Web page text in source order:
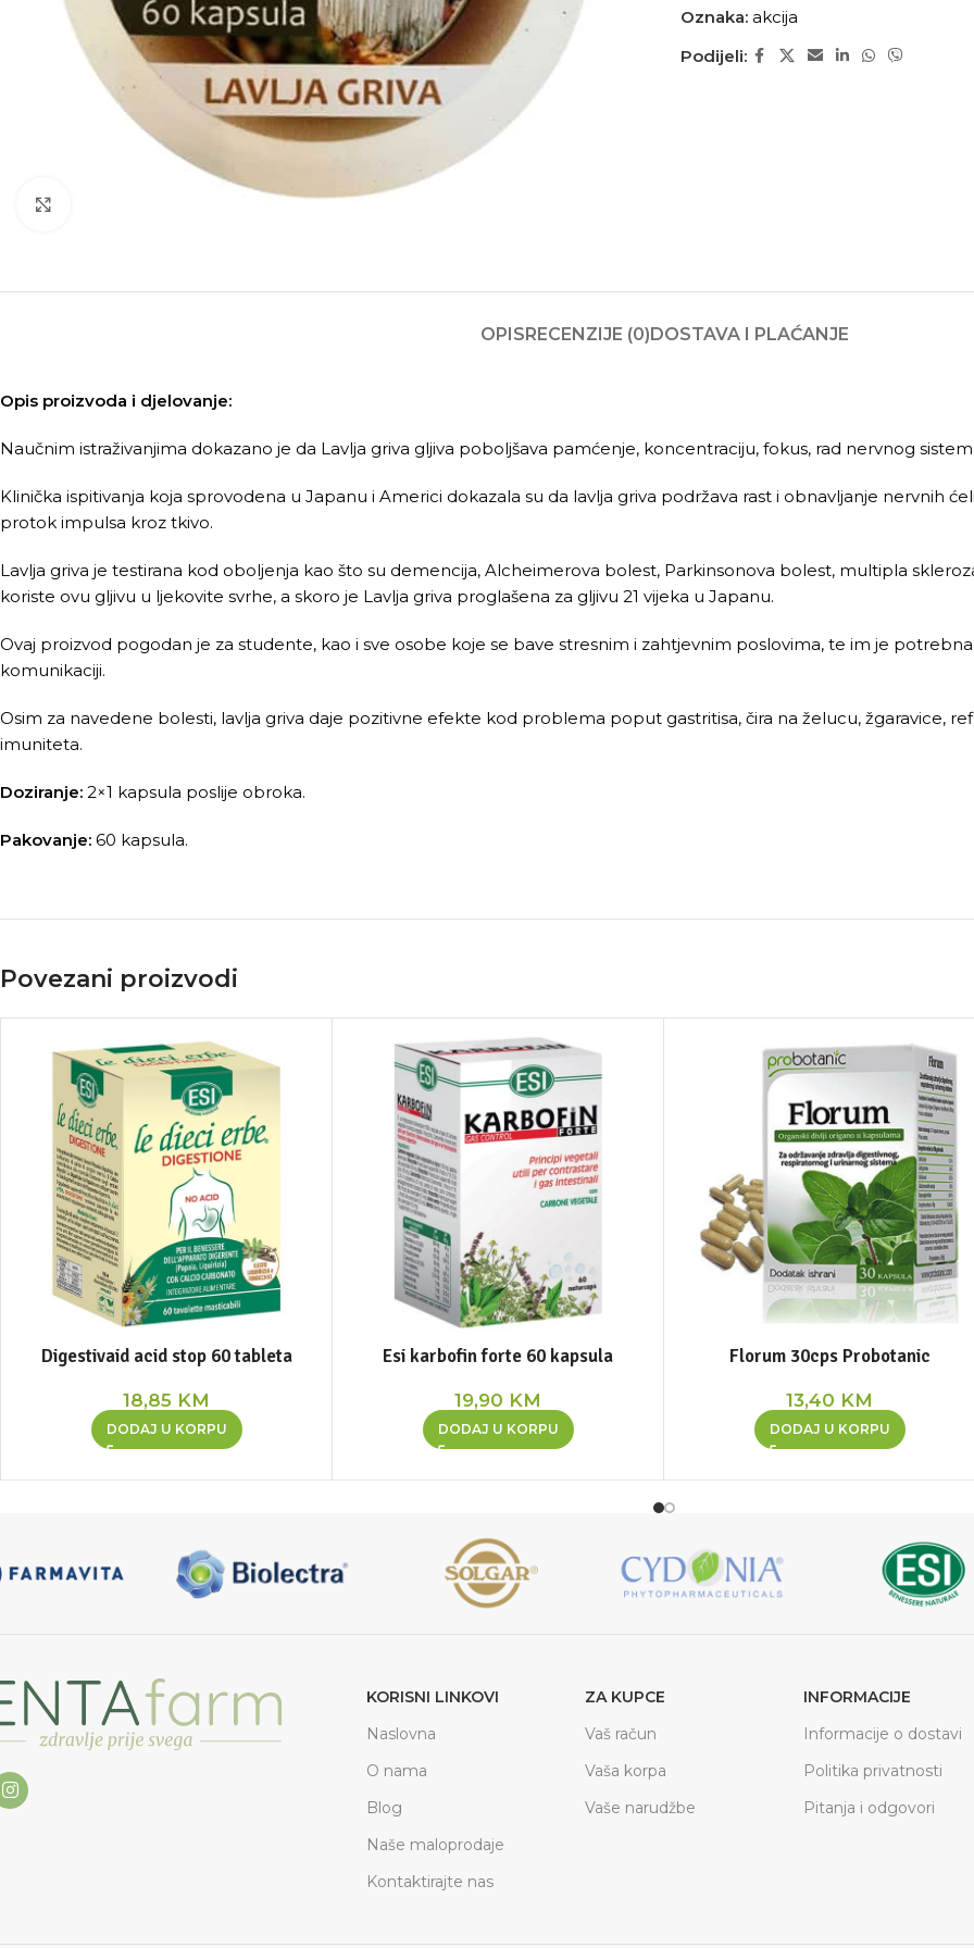
Oznaka: akcija
Podijeli:
OPISRECENZIJE (0)DOSTAVA I PLAĆANJE
Opis proizvoda i djelovanje:
Naučnim istraživanjima dokazano je da Lavlja griva gljiva poboljšava pamćenje, koncentraciju, fokus, rad nervnog
Klinička ispitivanja koja sprovodena u Japanu i Americi dokazala su da lavlja griva podržava rast i obnavljanje nervnih
protok impulsa kroz tkivo.
Lavlja griva je testirana kod oboljenja kao što su demencija, Alcheimerova bolest, Parkinsonova bolest, multipla
koriste ovu gljivu u ljekovite svrhe, a skoro je Lavlja griva proglašena za gljivu 21 vijeka u Japanu.
Ovaj proizvod pogodan je za studente, kao i sve osobe koje se bave stresnim i zahtjevnim poslovima, te im je
komunikaciji.
Osim za navedene bolesti, lavlja griva daje pozitivne efekte kod problema poput gastritisa, čira na želucu, žgaravice,
imuniteta.
Doziranje: 2×1 kapsula poslije obroka.
Pakovanje: 60 kapsula.
Povezani proizvodi
Digestivaid acid stop 60 tableta
18,85 KM
DODAJ U KORPU
Esi karbofin forte 60 kapsula
19,90 KM
DODAJ U KORPU
Florum 30cps Probotanic
13,40 KM
DODAJ U KORPU
KORISNI LINKOVI
Naslovna
O nama
Blog
Naše maloprodaje
Kontaktirajte nas
ZA KUPCE
Vaš račun
Vaša korpa
Vaše narudžbe
INFORMACIJE
Informacije o dostavi
Politika privatnosti
Pitanja i odgovori